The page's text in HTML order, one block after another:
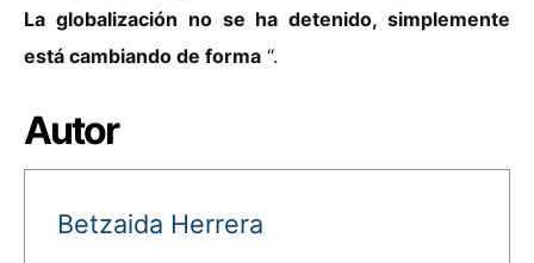
La globalización no se ha detenido, simplemente
está cambiando de forma “.
Autor
Betzaida Herrera